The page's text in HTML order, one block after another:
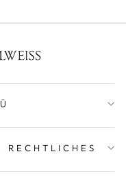
RECHTLICHES